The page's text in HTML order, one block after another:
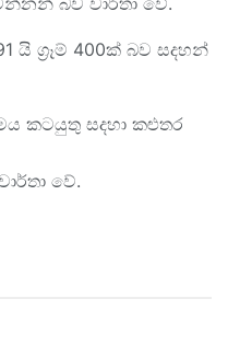
ග්‍රෑම් 400ක් බව සදහන්
කටයුතු සදහා කළුතර
වේ.